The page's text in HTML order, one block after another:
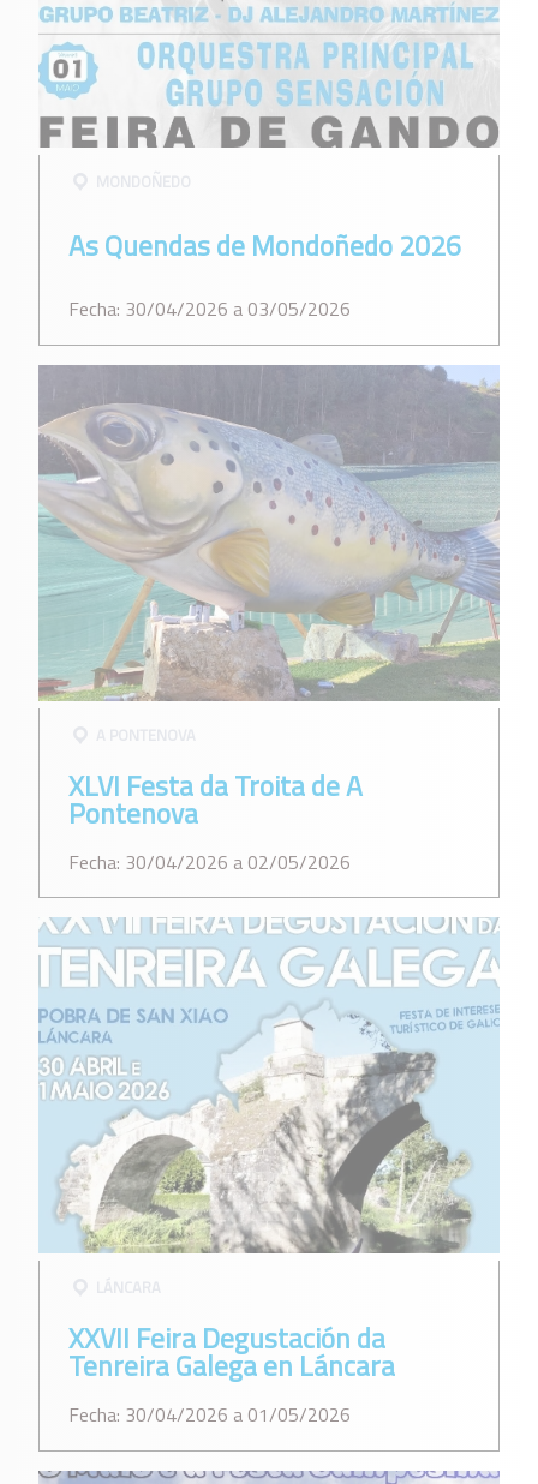
MONDOÑEDO
As Quendas de Mondoñedo 2026
Fecha: 30/04/2026 a 03/05/2026
A PONTENOVA
XLVI Festa da Troita de A
Pontenova
Fecha: 30/04/2026 a 02/05/2026
LÁNCARA
XXVII Feira Degustación da
Tenreira Galega en Láncara
Fecha: 30/04/2026 a 01/05/2026